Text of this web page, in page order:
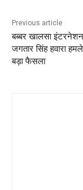
Previous article
बब्बर खालसा
जगतार सिंह हवारा
बड़ा फैसला